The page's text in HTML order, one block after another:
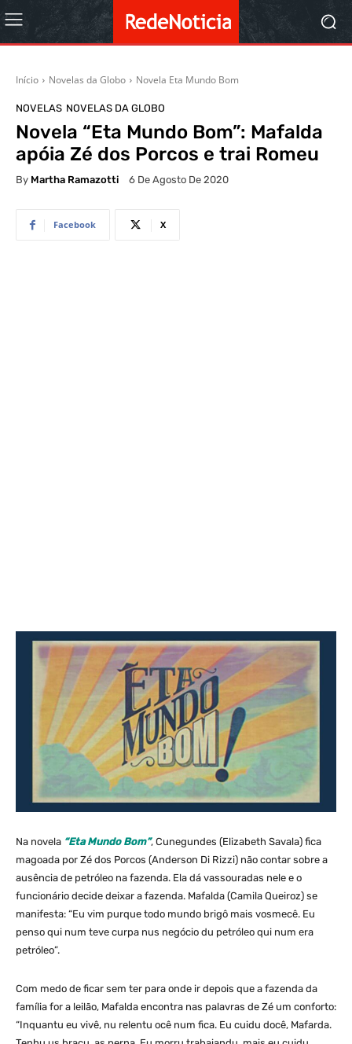
Início Novelas da Globo Novela Eta Mundo Bom
NOVELAS NOVELAS DA GLOBO
Novela “Eta Mundo Bom”: Mafalda
apóia Zé dos Porcos e trai Romeu
By Martha Ramazotti 6 De Agosto De 2020
Facebook X
Na novela “Eta Mundo Bom”, Cunegundes (Elizabeth Savala) fica
magoada por Zé dos Porcos (Anderson Di Rizzi) não contar sobre a
ausência de petróleo na fazenda. Ela dá vassouradas nele e o
funcionário decide deixar a fazenda. Mafalda (Camila Queiroz) se
manifesta: “Eu vim purque todo mundo brigô mais vosmecê. Eu
penso qui num teve curpa nus negócio du petróleo qui num era
petróleo”.
Com medo de ficar sem ter para onde ir depois que a fazenda da
família for a leilão, Mafalda encontra nas palavras de Zé um conforto:
“Inquantu eu vivê, nu relentu ocê num fica. Eu cuidu docê, Mafarda.